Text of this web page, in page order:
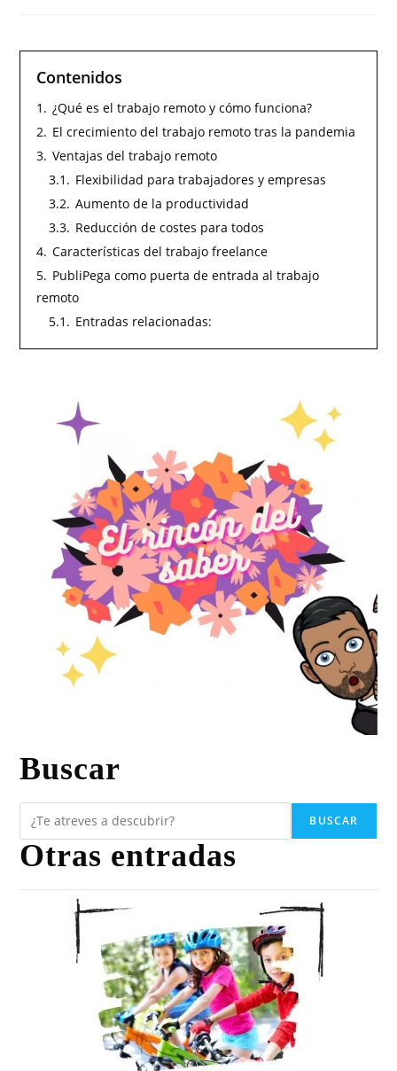
Contenidos
1. ¿Qué es el trabajo remoto y cómo funciona?
2. El crecimiento del trabajo remoto tras la pandemia
3. Ventajas del trabajo remoto
3.1. Flexibilidad para trabajadores y empresas
3.2. Aumento de la productividad
3.3. Reducción de costes para todos
4. Características del trabajo freelance
5. PubliPega como puerta de entrada al trabajo
remoto
5.1. Entradas relacionadas:
Buscar
BUSCAR
Otras entradas